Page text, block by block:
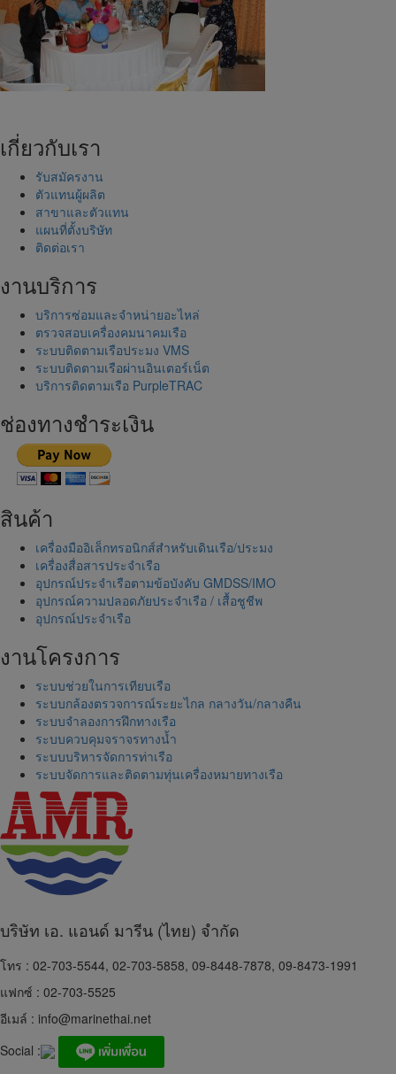
เกี่ยวกับเรา
รับสมัครงาน
ตัวแทนผู้ผลิต
สาขาและตัวแทน
แผนที่ตั้งบริษัท
ติดต่อเรา
งานบริการ
บริการซ่อมและจำหน่ายอะไหล่
ตรวจสอบเครื่องคมนาคมเรือ
ระบบติดตามเรือประมง VMS
ระบบติดตามเรือผ่านอินเตอร์เน็ต
บริการติดตามเรือ PurpleTRAC
ช่องทางชำระเงิน
สินค้า
เครื่องมืออิเล็กทรอนิกส์สำหรับเดินเรือ/ประมง
เครื่องสื่อสารประจำเรือ
อุปกรณ์ประจำเรือตามข้อบังคับ GMDSS/IMO
อุปกรณ์ความปลอดภัยประจำเรือ / เสื้อชูชีพ
อุปกรณ์ประจำเรือ
งานโครงการ
ระบบช่วยในการเทียบเรือ
ระบบกล้องตรวจการณ์ระยะไกล กลางวัน/กลางคืน
ระบบจำลองการฝึกทางเรือ
ระบบควบคุมจราจรทางน้ำ
ระบบบริหารจัดการท่าเรือ
ระบบจัดการและติดตามทุ่นเครื่องหมายทางเรือ
บริษัท เอ. แอนด์ มารีน (ไทย) จำกัด
โทร : 02-703-5544, 02-703-5858, 09-8448-7878, 09-8473-1991
แฟกซ์ : 02-703-5525
อีเมล์ : info@marinethai.net
Social :